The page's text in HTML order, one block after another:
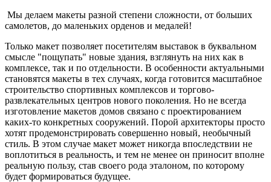
Мы делаем макеты разной степени сложности, от больших
самолетов, до маленьких орденов и медалей!
Только макет позволяет посетителям выставок в буквальном
смысле "пощупать" новые здания, взглянуть на них как в
комплексе, так и по отдельности. В особенности актуальными
становятся макеты в тех случаях, когда готовится масштабное
строительство спортивных комплексов и торгово-
развлекательных центров нового поколения. Но не всегда
изготовление макетов домов связано с проектированием
каких-то конкретных сооружений. Порой архитекторы просто
хотят продемонстрировать совершенно новый, необычный
стиль. В этом случае макет может никогда впоследствии не
воплотиться в реальность, и тем не менее он приносит вполне
реальную пользу, став своего рода эталоном, по которому
будет формироваться будущее.